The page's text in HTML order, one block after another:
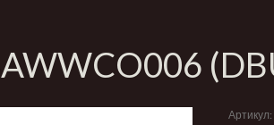
Артикул: